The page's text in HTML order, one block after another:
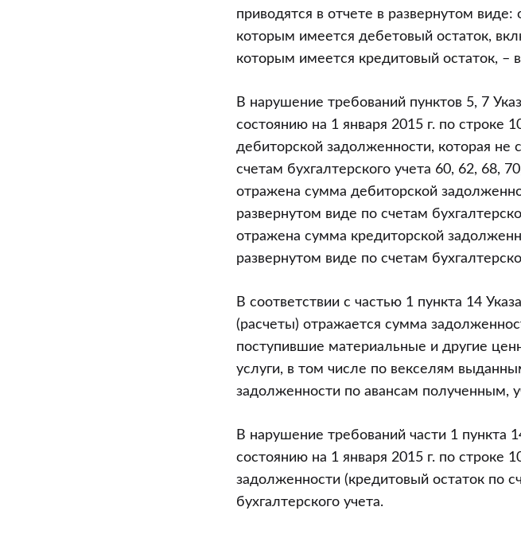
приводятся в отчете в развернутом виде:
которым имеется дебетовый остаток,
которым имеется кредитовый остаток, –
В нарушение требований пунктов 5, 7
состоянию на 1 января 2015 г. по
дебиторской задолженности, которая не
счетам бухгалтерского учета 60, 62, 68,
отражена сумма дебиторской
развернутом виде по счетам
отражена сумма кредиторской
развернутом виде по счетам
В соответствии с частью 1 пункта 14
(расчеты) отражается сумма
поступившие материальные и другие
услуги, в том числе по векселям
задолженности по авансам полученным,
В нарушение требований части 1 пункта
состоянию на 1 января 2015 г. по
задолженности (кредитовый остаток по
бухгалтерского учета.